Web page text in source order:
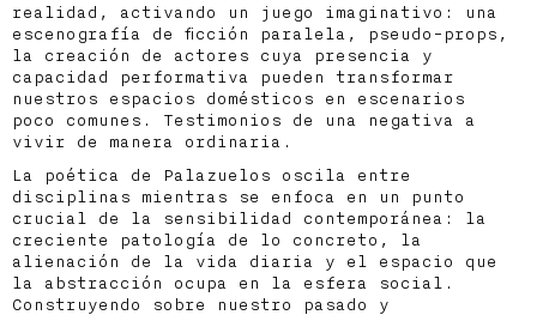
realidad, activando un juego imaginativo: una
escenografía de ficción paralela, pseudo-props,
la creación de actores cuya presencia y
capacidad performativa pueden transformar
nuestros espacios domésticos en escenarios
poco comunes. Testimonios de una negativa a
vivir de manera ordinaria.
La poética de Palazuelos oscila entre
disciplinas mientras se enfoca en un punto
crucial de la sensibilidad contemporánea: la
creciente patología de lo concreto, la
alienación de la vida diaria y el espacio que
la abstracción ocupa en la esfera social.
Construyendo sobre nuestro pasado y